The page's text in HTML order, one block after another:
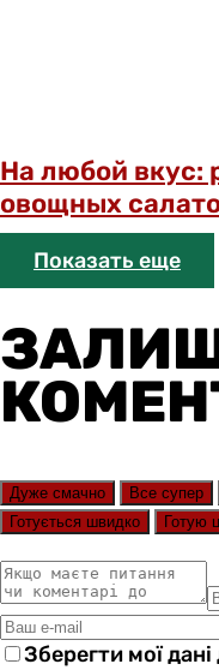
На любой вкус:
овощных
Показать еще
Дуже смачно Все супер
Готується швидко
Готую
Зберегти мої